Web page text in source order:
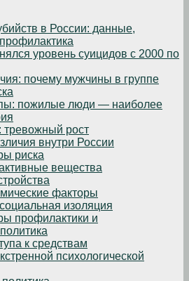
в России: данные,
уровень суицидов с 2000 по
почему мужчины в группе
пожилые люди — наиболее
тревожный рост
внутри России
риска
вещества
факторы
изоляция
профилактики и
к средствам
психологической